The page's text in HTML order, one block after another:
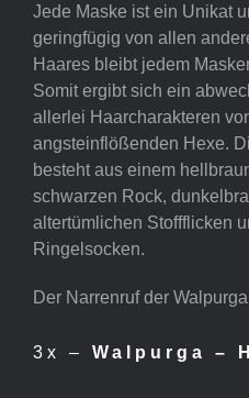
Jede Maske ist ein Unikat
geringfügig von allen
Haares bleibt jedem
Somit ergibt sich ein
allerlei Haarcharakteren
angsteinflößenden Hexe.
besteht aus einem
schwarzen Rock,
altertümlichen Stoffflicken
Ringelsocken.
Der Narrenruf der
3x – Walpurga –